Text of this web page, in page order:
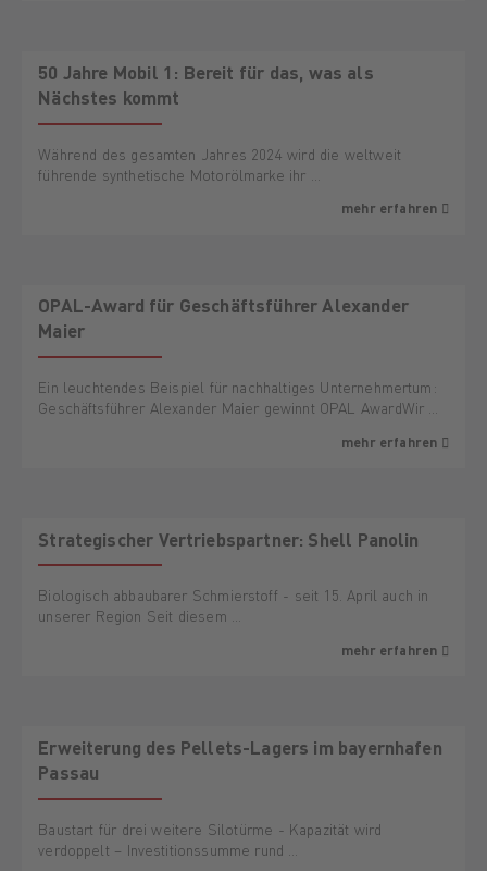
50 Jahre Mobil 1: Bereit für das, was als
Nächstes kommt
Während des gesamten Jahres 2024 wird die weltweit
führende synthetische Motorölmarke ihr …
mehr erfahren
OPAL-Award für Geschäftsführer Alexander
Maier
Ein leuchtendes Beispiel für nachhaltiges Unternehmertum:
Geschäftsführer Alexander Maier gewinnt OPAL AwardWir …
mehr erfahren
Strategischer Vertriebspartner: Shell Panolin
Biologisch abbaubarer Schmierstoff - seit 15. April auch in
unserer Region Seit diesem …
mehr erfahren
Erweiterung des Pellets-Lagers im bayernhafen
Passau
Baustart für drei weitere Silotürme - Kapazität wird
verdoppelt – Investitionssumme rund …